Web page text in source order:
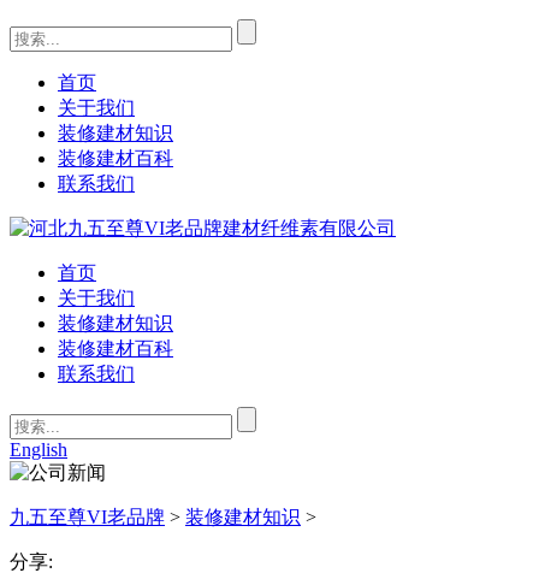
首页
关于我们
装修建材知识
装修建材百科
联系我们
首页
关于我们
装修建材知识
装修建材百科
联系我们
English
九五至尊VI老品牌 > 装修建材知识 >
分享: